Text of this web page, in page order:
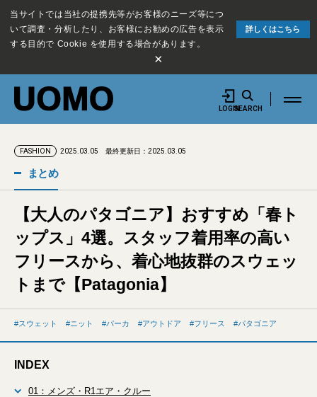
当サイトでは当社の提携先等がお客様のニーズ等につ
いて調査・分析したり、お客様にお勧めの広告を表示
する目的で Cookie を使用する場合があります。
詳しくはこちら
×
LOGINSEARCH
FASHION 2025.03.05 最終更新日：2025.03.05
まとめ
【大人のパタゴニア】おすすめ「春ト
ップス」4選。スタッフ着用率の高い
フリースから、着心地抜群のスウェッ
トまで【Patagonia】
スウェット ニット パーカ アウトドア フリース パタゴニア
INDEX
01：メンズ・R1エア・クルー